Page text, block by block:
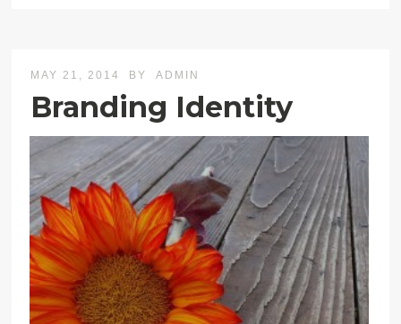
MAY 21, 2014 BY ADMIN
Branding Identity